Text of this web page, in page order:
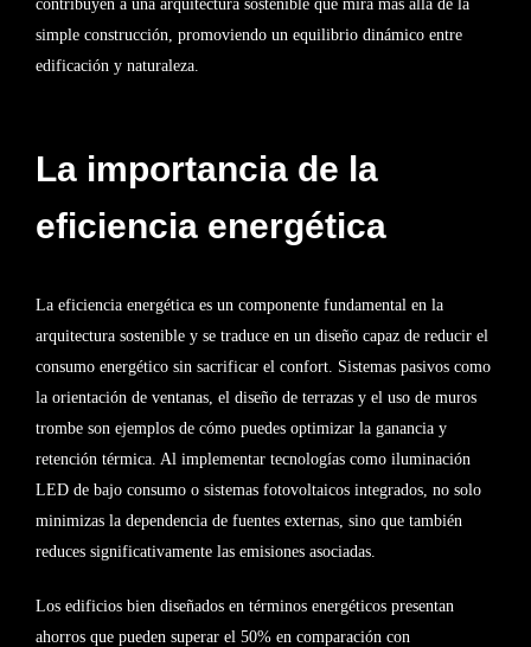
contribuyen a una arquitectura sostenible que mira más allá de la
simple construcción, promoviendo un equilibrio dinámico entre
edificación y naturaleza.
La importancia de la
eficiencia energética
La eficiencia energética es un componente fundamental en la
arquitectura sostenible y se traduce en un diseño capaz de reducir el
consumo energético sin sacrificar el confort. Sistemas pasivos como
la orientación de ventanas, el diseño de terrazas y el uso de muros
trombe son ejemplos de cómo puedes optimizar la ganancia y
retención térmica. Al implementar tecnologías como iluminación
LED de bajo consumo o sistemas fotovoltaicos integrados, no solo
minimizas la dependencia de fuentes externas, sino que también
reduces significativamente las emisiones asociadas.
Los edificios bien diseñados en términos energéticos presentan
ahorros que pueden superar el 50% en comparación con